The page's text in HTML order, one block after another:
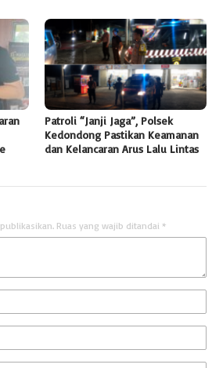
Patroli “Janji Jaga”, Polsek
Kedondong Pastikan Keamanan
dan Kelancaran Arus Lalu Lintas
Ruas yang wajib ditandai *